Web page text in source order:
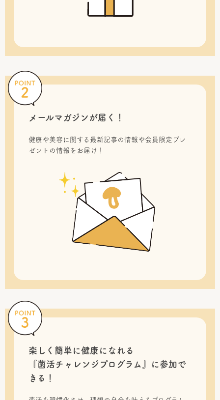
メールマガジンが届く！
健康や美容に関する最新記事の情報や会員限定プレ
ゼントの情報をお届け！
楽しく簡単に健康になれる
『菌活チャレンジプログラム』に 参加で
きる！